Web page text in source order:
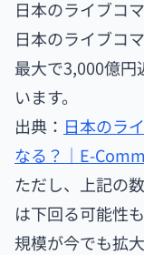
日本のライブコ
日本のライブコ
最大で3,000億円
います。
出典： 日本のラ
なる？｜E-
ただし、上記の
は下回る可能性
規模が今でも拡